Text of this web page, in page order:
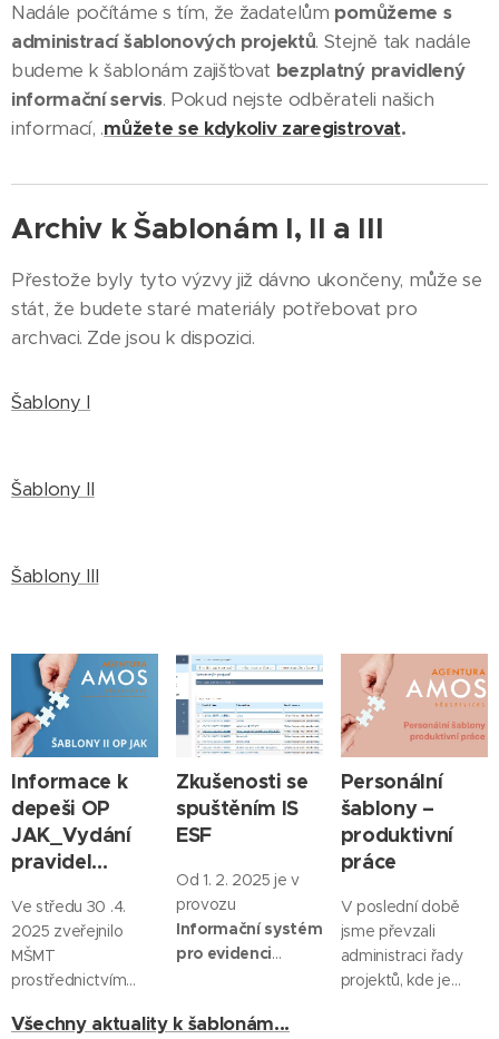
Nadále počítáme s tím, že žadatelům pomůžeme s
administrací šablonových projektů. Stejně tak nadále
budeme k šablonám zajišťovat bezplatný pravidlený
informační servis. Pokud nejste odběrateli našich
informací, .můžete se kdykoliv zaregistrovat.
Archiv k Šablonám I, II a III
Přestože byly tyto výzvy již dávno ukončeny, může se
stát, že budete staré materiály potřebovat pro
archvaci. ¨Zde jsou k dispozici.
Šablony I
Šablony II
Šablony III
Informace k
depeši OP
JAK_Vydání
pravidel...
Ve středu 30 .4.
2025 zveřejnilo
MŠMT
prostřednictvím
systému depešiOP
Zkušenosti se
spuštěním IS
ESF
Od 1. 2. 2025 je v
provozu
Informační systém
pro evidenci
metodických
Personální
šablony –
produktivní
práce
V poslední době
jsme převzali
administraci řady
projektů, kde je
Všechny aktuality k šablonám...